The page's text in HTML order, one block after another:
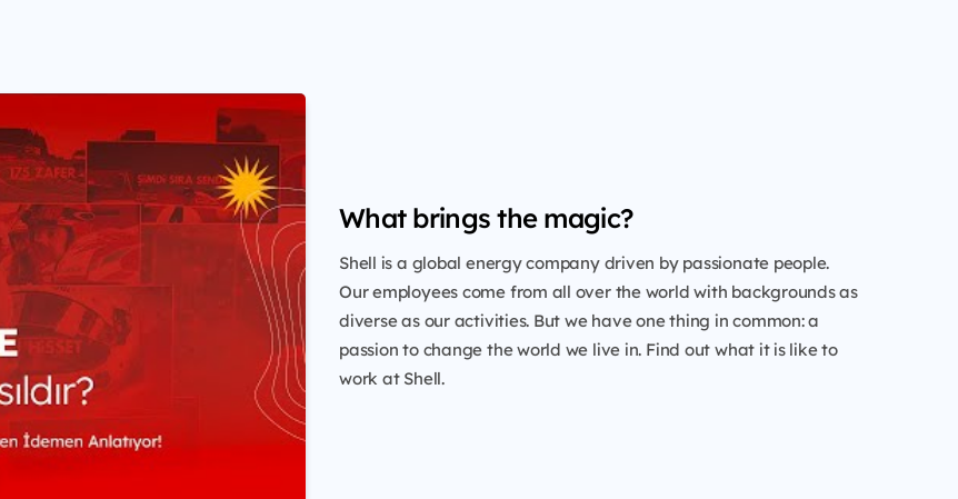
What brings the magic?
Shell is a global energy company driven by passionate people.
Our employees come from all over the world with backgrounds as
diverse as our activities. But we have one thing in common: a
passion to change the world we live in. Find out what it is like to
work at Shell.